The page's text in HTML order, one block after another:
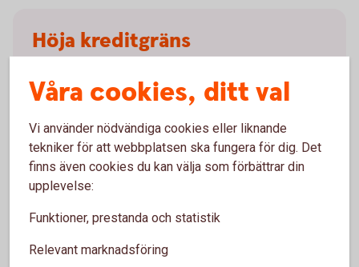
Höja kreditgräns
genom att skicka in en ansökan. Fyll i
post eller genom att mejla den till
business.card@entercard.com .
Är du ensam firmatecknare kan du även ansöka
digitalt genom Entercards ansökningsformulär.
Fyll i ansökningsblankett för höjd kreditgräns
Våra cookies, ditt val
Vi använder nödvändiga cookies eller liknande
tekniker för att webbplatsen ska fungera för dig. Det
finns även cookies du kan välja som förbättrar din
upplevelse:
Funktioner, prestanda och statistik
Relevant marknadsföring